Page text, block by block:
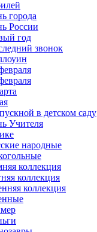
города
России
год
звонок
в детском саду
Учителя
народные
коллекция
коллекция
коллекция